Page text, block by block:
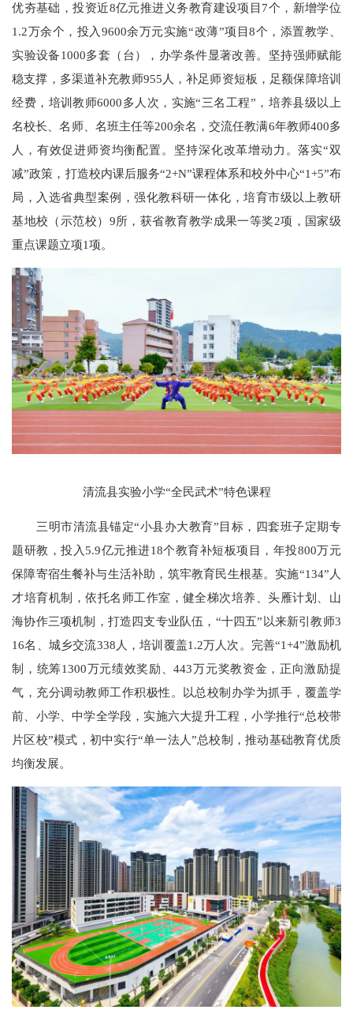
优夯基础，投资近8亿元推进义务教育建设项目7个，新增学位
1.2万余个，投入9600余万元实施“改薄”项目8个，添置教学、
实验设备1000多套（台），办学条件显著改善。坚持强师赋能
稳支撑，多渠道补充教师955人，补足师资短板，足额保障培训
经费，培训教师6000多人次，实施“三名工程”，培养县级以上
名校长、名师、名班主任等200余名，交流任教满6年教师400多
人，有效促进师资均衡配置。坚持深化改革增动力。落实“双
减”政策，打造校内课后服务“2+N”课程体系和校外中心“1+5”布
局，入选省典型案例，强化教科研一体化，培育市级以上教研
基地校（示范校）9所，获省教育教学成果一等奖2项，国家级
重点课题立项1项。
清流县实验小学“全民武术”特色课程
三明市清流县锚定“小县办大教育”目标，四套班子定期专
题研教，投入5.9亿元推进18个教育补短板项目，年投800万元
保障寄宿生餐补与生活补助，筑牢教育民生根基。实施“134”人
才培育机制，依托名师工作室，健全梯次培养、头雁计划、山
海协作三项机制，打造四支专业队伍，“十四五”以来新引教师3
16名、城乡交流338人，培训覆盖1.2万人次。完善“1+4”激励机
制，统筹1300万元绩效奖励、443万元奖教资金，正向激励提
气，充分调动教师工作积极性。以总校制办学为抓手，覆盖学
前、小学、中学全学段，实施六大提升工程，小学推行“总校带
片区校”模式，初中实行“单一法人”总校制，推动基础教育优质
均衡发展。